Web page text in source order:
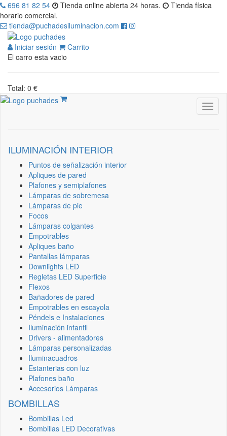
696 81 82 54 Tienda online abierta 24 horas.
Tienda física
horario comercial.
tienda@puchadesiluminacion.com
Iniciar sesión
Carrito
El carro esta vacio
Total: 0 €
ILUMINACIÓN INTERIOR
Puntos de señalización interior
Apliques de pared
Plafones y semiplafones
Lámparas de sobremesa
Lámparas de pie
Focos
Lámparas colgantes
Empotrables
Apliques baño
Pantallas lámparas
Downlights LED
Regletas LED Superficie
Flexos
Bañadores de pared
Empotrables en escayola
Péndels e Instalaciones
Iluminación infantil
Drivers - alimentadores
Lámparas personalizadas
Iluminacuadros
Estanterias con luz
Plafones baño
Accesorios Lámparas
BOMBILLAS
Bombillas Led
Bombillas LED Decorativas